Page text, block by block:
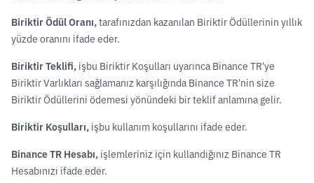
Biriktir Ödül Oranı,tarafınızdan kazanılan Biriktir Ödüllerinin yıllık
yüzde oranını ifade eder.
Biriktir Teklifi, işbu Biriktir Koşulları uyarınca Binance TR'ye
Biriktir Varlıkları sağlamanız karşılığında Binance TR'nin size
Biriktir Ödüllerini ödemesi yönündeki bir teklif anlamına gelir.
Biriktir Koşulları, işbu kullanım koşullarını ifade eder.
Binance TR Hesabı, işlemleriniz için kullandığınız Binance TR
Hesabınızı ifade eder.